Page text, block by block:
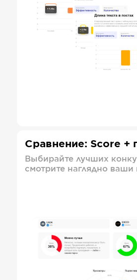
Сравнение: Score +
Выбирайте лучших
смотрите наглядно ваши